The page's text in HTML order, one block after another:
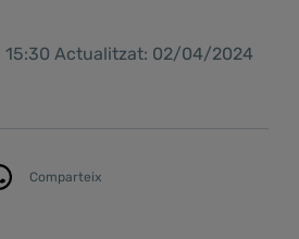
15:30 Actualitzat: 02/04/2024
Comparteix